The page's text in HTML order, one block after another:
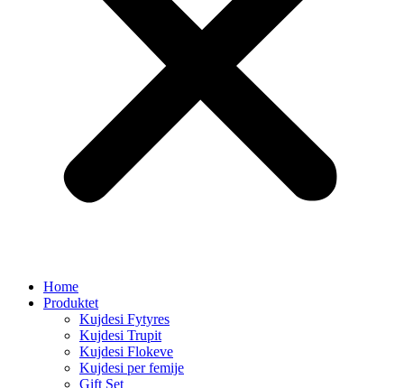
Home
Produktet
Kujdesi Fytyres
Kujdesi Trupit
Kujdesi Flokeve
Kujdesi per femije
Gift Set